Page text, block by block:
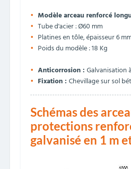
Modèle arceau renforcé
Tube d'acier : Ø60 mm
Platines en tôle, épaisseur 6
Poids du modèle : 18 Kg
Anticorrosion : Galvanisation
Fixation : Chevillage sur sol
Schémas des
protections
galvanisé en 1 m